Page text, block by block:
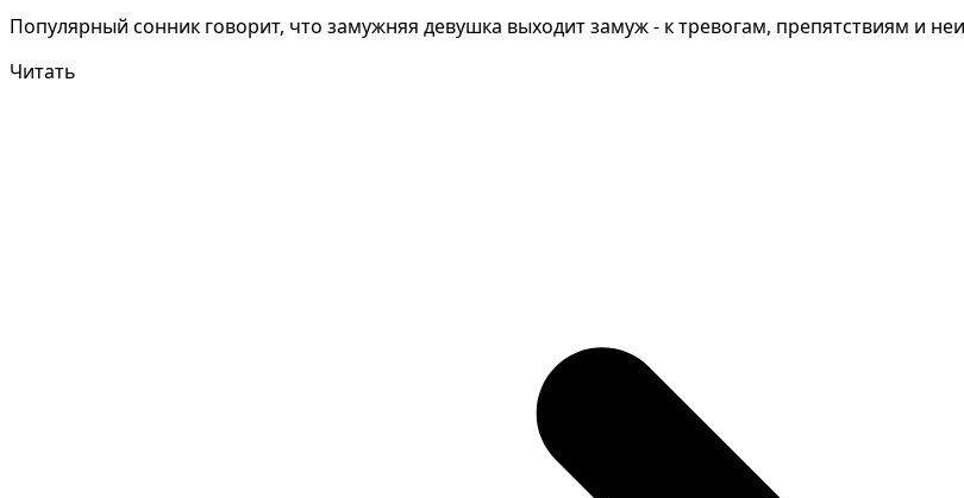
Популярный сонник говорит, что замужняя девушка выходит замуж - к тревогам, препятствиям и
Читать